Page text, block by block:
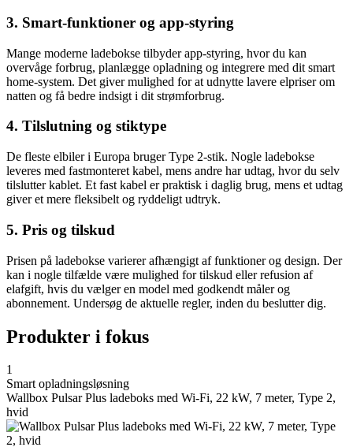
3. Smart-funktioner og app-styring
Mange moderne ladebokse tilbyder app-styring, hvor du kan
overvåge forbrug, planlægge opladning og integrere med dit smart
home-system. Det giver mulighed for at udnytte lavere elpriser om
natten og få bedre indsigt i dit strømforbrug.
4. Tilslutning og stiktype
De fleste elbiler i Europa bruger Type 2-stik. Nogle ladebokse
leveres med fastmonteret kabel, mens andre har udtag, hvor du selv
tilslutter kablet. Et fast kabel er praktisk i daglig brug, mens et udtag
giver et mere fleksibelt og ryddeligt udtryk.
5. Pris og tilskud
Prisen på ladebokse varierer afhængigt af funktioner og design. Der
kan i nogle tilfælde være mulighed for tilskud eller refusion af
elafgift, hvis du vælger en model med godkendt måler og
abonnement. Undersøg de aktuelle regler, inden du beslutter dig.
Produkter i fokus
1
Smart opladningsløsning
Wallbox Pulsar Plus ladeboks med Wi-Fi, 22 kW, 7 meter, Type 2,
hvid